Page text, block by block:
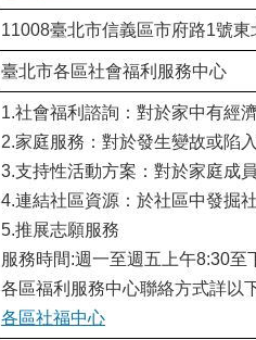
11008臺北市信義區市府路1號東
臺北市各區社會福利服務中心
1.社會福利諮詢：對於家中有經
2.家庭服務：對於發生變故或陷
3.支持性活動方案：對於家庭成
4.連結社區資源：於社區中發掘
5.推展志願服務
服務時間:週一至週五上午8:30至
各區福利服務中心聯絡方式詳以
各區社福中心